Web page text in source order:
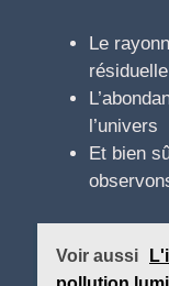
Le
l’univers
Et bien
Voir aussi